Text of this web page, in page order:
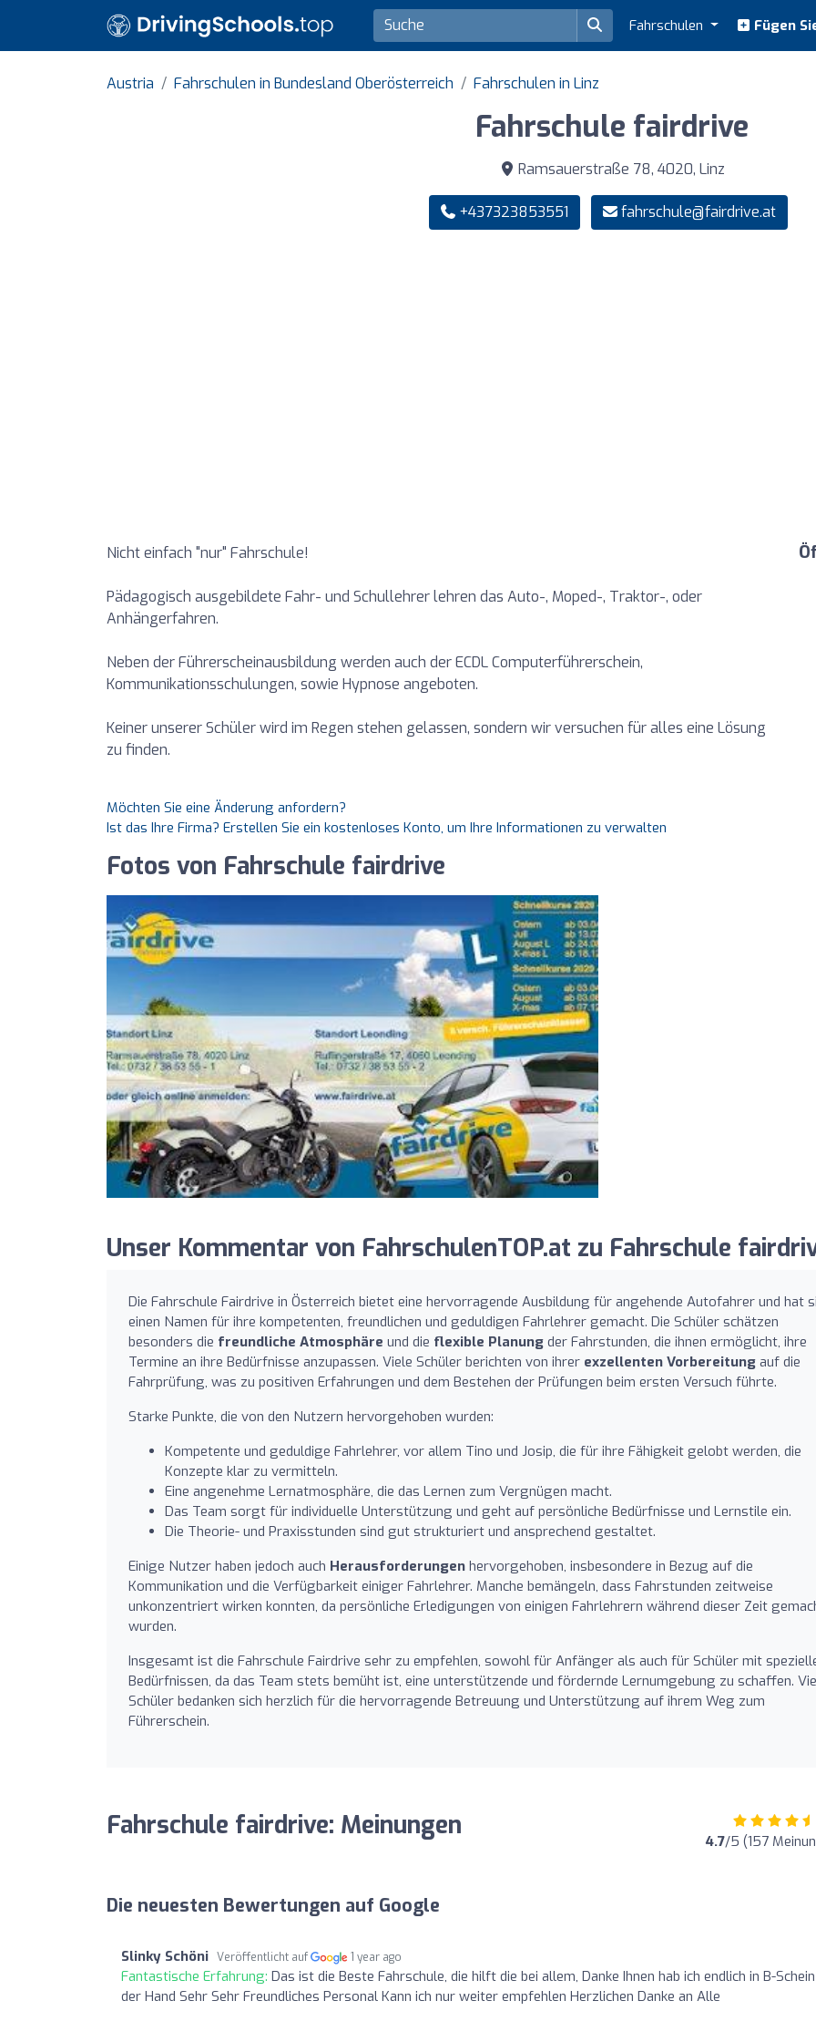
Fahrschulen Fügen
Austria Fahrschulen in Bundesland Oberösterreich Fahrschulen in Linz
Fahrschule fairdrive
Ramsauerstraße 78, 4020, Linz
+437323853551 fahrschule@fairdrive.at
Nicht einfach "nur" Fahrschule!
Pädagogisch ausgebildete Fahr- und Schullehrer lehren das Auto-, Moped-, Traktor-, oder
Anhängerfahren.
Neben der Führerscheinausbildung werden auch der ECDL Computerführerschein,
Kommunikationsschulungen, sowie Hypnose angeboten.
Keiner unserer Schüler wird im Regen stehen gelassen, sondern wir versuchen für alles eine Lösung
zu finden.
Möchten Sie eine Änderung anfordern?
Ist das Ihre Firma? Erstellen Sie ein kostenloses Konto, um Ihre Informationen zu verwalten
Fotos von Fahrschule fairdrive
Unser Kommentar von FahrschulenTOP.at zu Fahrschule
Die Fahrschule Fairdrive in Österreich bietet eine hervorragende Ausbildung für angehende Autofahrer und hat
einen Namen für ihre kompetenten, freundlichen und geduldigen Fahrlehrer gemacht. Die Schüler schätzen
besonders die freundliche Atmosphäre und die flexible Planung der Fahrstunden, die ihnen ermöglicht, ihre
Termine an ihre Bedürfnisse anzupassen. Viele Schüler berichten von ihrer exzellenten Vorbereitung auf die
Fahrprüfung, was zu positiven Erfahrungen und dem Bestehen der Prüfungen beim ersten Versuch führte.
Starke Punkte, die von den Nutzern hervorgehoben wurden:
Kompetente und geduldige Fahrlehrer, vor allem Tino und Josip, die für ihre Fähigkeit gelobt werden, die
Konzepte klar zu vermitteln.
Eine angenehme Lernatmosphäre, die das Lernen zum Vergnügen macht.
Das Team sorgt für individuelle Unterstützung und geht auf persönliche Bedürfnisse und Lernstile ein.
Die Theorie- und Praxisstunden sind gut strukturiert und ansprechend gestaltet.
Einige Nutzer haben jedoch auch Herausforderungen hervorgehoben, insbesondere in Bezug auf die
Kommunikation und die Verfügbarkeit einiger Fahrlehrer. Manche bemängeln, dass Fahrstunden zeitweise
unkonzentriert wirken konnten, da persönliche Erledigungen von einigen Fahrlehrern während dieser Zeit
wurden.
Insgesamt ist die Fahrschule Fairdrive sehr zu empfehlen, sowohl für Anfänger als auch für Schüler mit
Bedürfnissen, da das Team stets bemüht ist, eine unterstützende und fördernde Lernumgebung zu schaffen.
Schüler bedanken sich herzlich für die hervorragende Betreuung und Unterstützung auf ihrem Weg zum
Führerschein.
Fahrschule fairdrive: Meinungen 4.7/5 (157
Die neuesten Bewertungen auf Google
Slinky Schöni Veröffentlicht auf 1 year ago
Fantastische Erfahrung: Das ist die Beste Fahrschule, die hilft die bei allem, Danke Ihnen hab ich endlich in B-
der Hand Sehr Sehr Freundliches Personal Kann ich nur weiter empfehlen Herzlichen Danke an Alle